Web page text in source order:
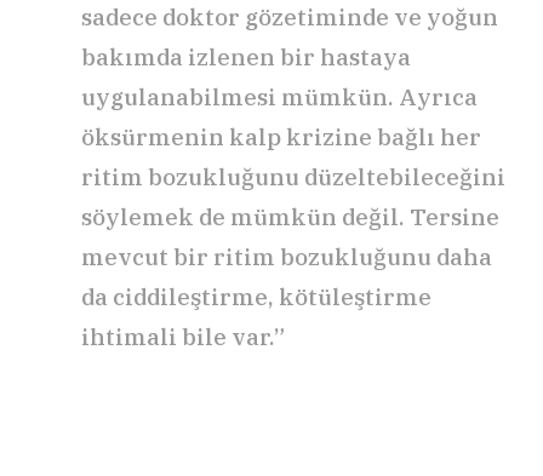
sadece doktor gözetiminde ve yoğun
bakımda izlenen bir hastaya
uygulanabilmesi mümkün. Ayrıca
öksürmenin kalp krizine bağlı her
ritim bozukluğunu düzeltebileceğini
söylemek de mümkün değil. Tersine
mevcut bir ritim bozukluğunu daha
da ciddileştirme, kötüleştirme
ihtimali bile var.”